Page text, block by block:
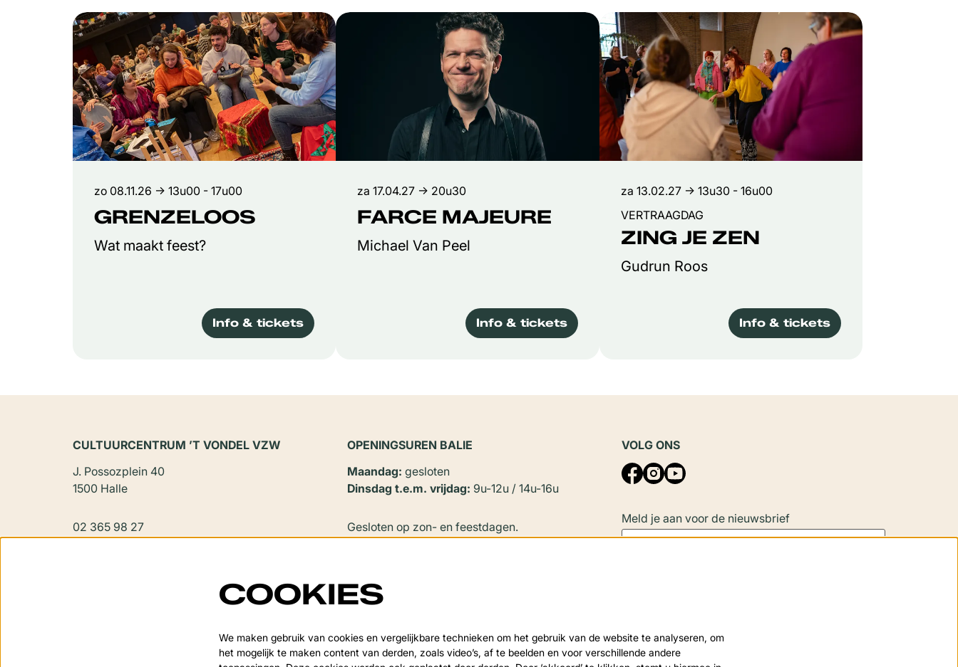
Overslaan
GRENZELOOS
Wat maakt feest?
zo 08.11.26 → 13u00 - 17u00
Info & tickets
FARCE MAJEURE
Michael Van Peel
za 17.04.27 → 20u30
Info & tickets
ZING JE ZEN
Gudrun Roos
VERTRAAGDAG
za 13.02.27 → 13u30 - 16u00
Info & tickets
CULTUURCENTRUM ’T VONDEL VZW
J. Possozplein 40
1500 Halle
02 365 98 27
OPENINGSUREN BALIE
Maandag: gesloten
Dinsdag t.e.m. vrijdag: 9u-12u / 14u-16u
Gesloten op zon- en feestdagen.
namiddagopeningen.
Van 20 juli tot en met 20 augustus en tijdens de
kerstvakantie.
VOLG ONS
Meld je aan voor de nieuwsbrief
Deze site wordt beschermd door reCAPTCHA, dataverwerking gebeurt in
overeenstemming met de Cloud Data Processing Addendum
COOKIES
We maken gebruik van cookies en vergelijkbare technieken om het gebruik van de website te analyseren, om
het mogelijk te maken content van derden, zoals video’s, af te beelden en voor verschillende andere